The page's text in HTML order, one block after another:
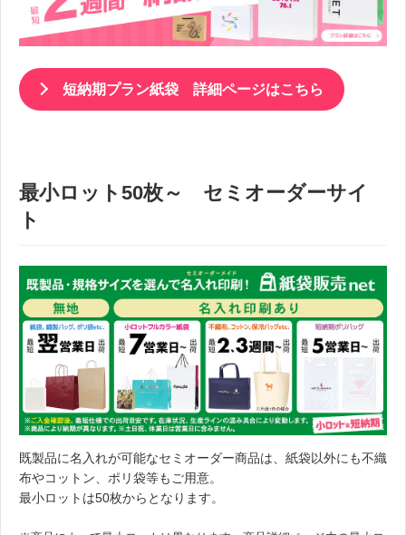
短納期プラン紙袋 詳細ページはこちら
最小ロット50枚～ セミオーダーサイ
ト
既製品に名入れが可能なセミオーダー商品は、紙袋以外にも不織
布やコットン、ポリ袋等もご用意。
最小ロットは50枚からとなります。